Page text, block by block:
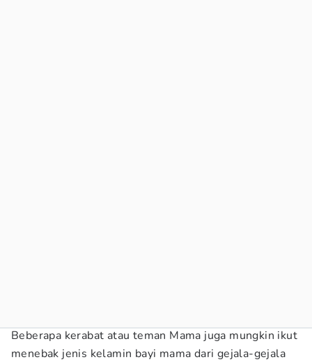
Beberapa kerabat atau teman Mama juga mungkin ikut
menebak jenis kelamin bayi mama dari gejala-gejala